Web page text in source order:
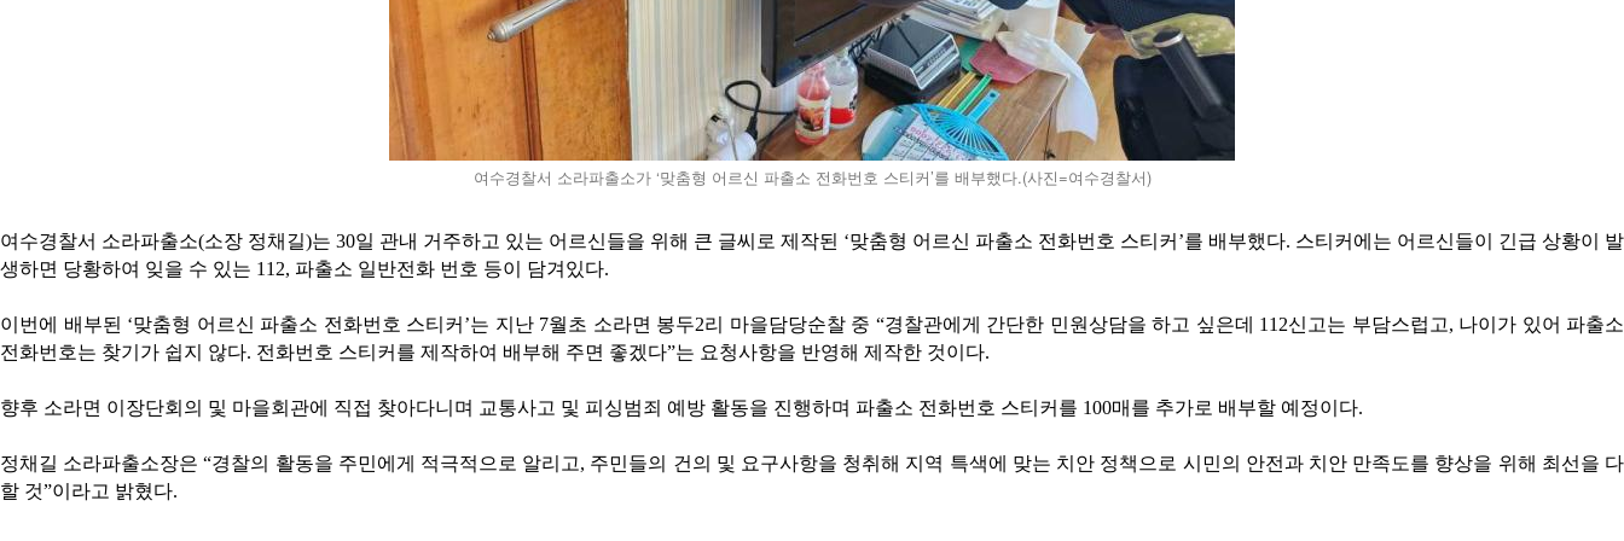
여수경찰서 소라파출소가 ‘맞춤형 어르신 파출소 전화번호 스티커’를 배부했다.(사진=여수경찰서)
여수경찰서 소라파출소(소장 정채길)는 30일 관내 거주하고 있는 어르신들을 위해 큰 글씨로 제작된 ‘맞춤형 어르신 파출소 전화번호 스티커’를 배부했다. 스티커에는 어르신들이 긴급 상황이 발
생하면 당황하여 잊을 수 있는 112, 파출소 일반전화 번호 등이 담겨있다.
이번에 배부된 ‘맞춤형 어르신 파출소 전화번호 스티커’는 지난 7월초 소라면 봉두2리 마을담당순찰 중 “경찰관에게 간단한 민원상담을 하고 싶은데 112신고는 부담스럽고, 나이가 있어 파출소
전화번호는 찾기가 쉽지 않다. 전화번호 스티커를 제작하여 배부해 주면 좋겠다”는 요청사항을 반영해 제작한 것이다.
향후 소라면 이장단회의 및 마을회관에 직접 찾아다니며 교통사고 및 피싱범죄 예방 활동을 진행하며 파출소 전화번호 스티커를 100매를 추가로 배부할 예정이다.
정채길 소라파출소장은 “경찰의 활동을 주민에게 적극적으로 알리고, 주민들의 건의 및 요구사항을 청취해 지역 특색에 맞는 치안 정책으로 시민의 안전과 치안 만족도를 향상을 위해 최선을 다
할 것”이라고 밝혔다.